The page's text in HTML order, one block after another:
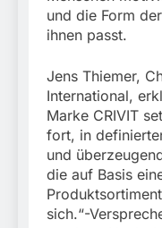
und die Form
ihnen passt.
Jens Thiemer,
International,
Marke CRIVIT
fort, in
und
die auf Basis
sich.“-